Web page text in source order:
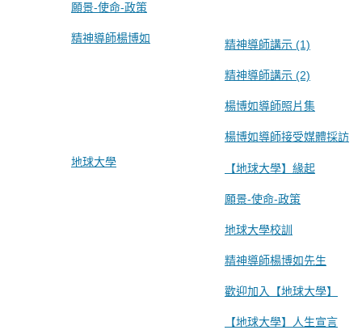
願景-使命-政策
精神導師楊博如 精神導師講示 (1)
精神導師講示 (2)
楊博如導師照片集
楊博如導師接受媒體採訪
地球大學
【地球大學】緣起
願景-使命-政策
地球大學校訓
精神導師楊博如先生
歡迎加入【地球大學】
【地球大學】人生宣言